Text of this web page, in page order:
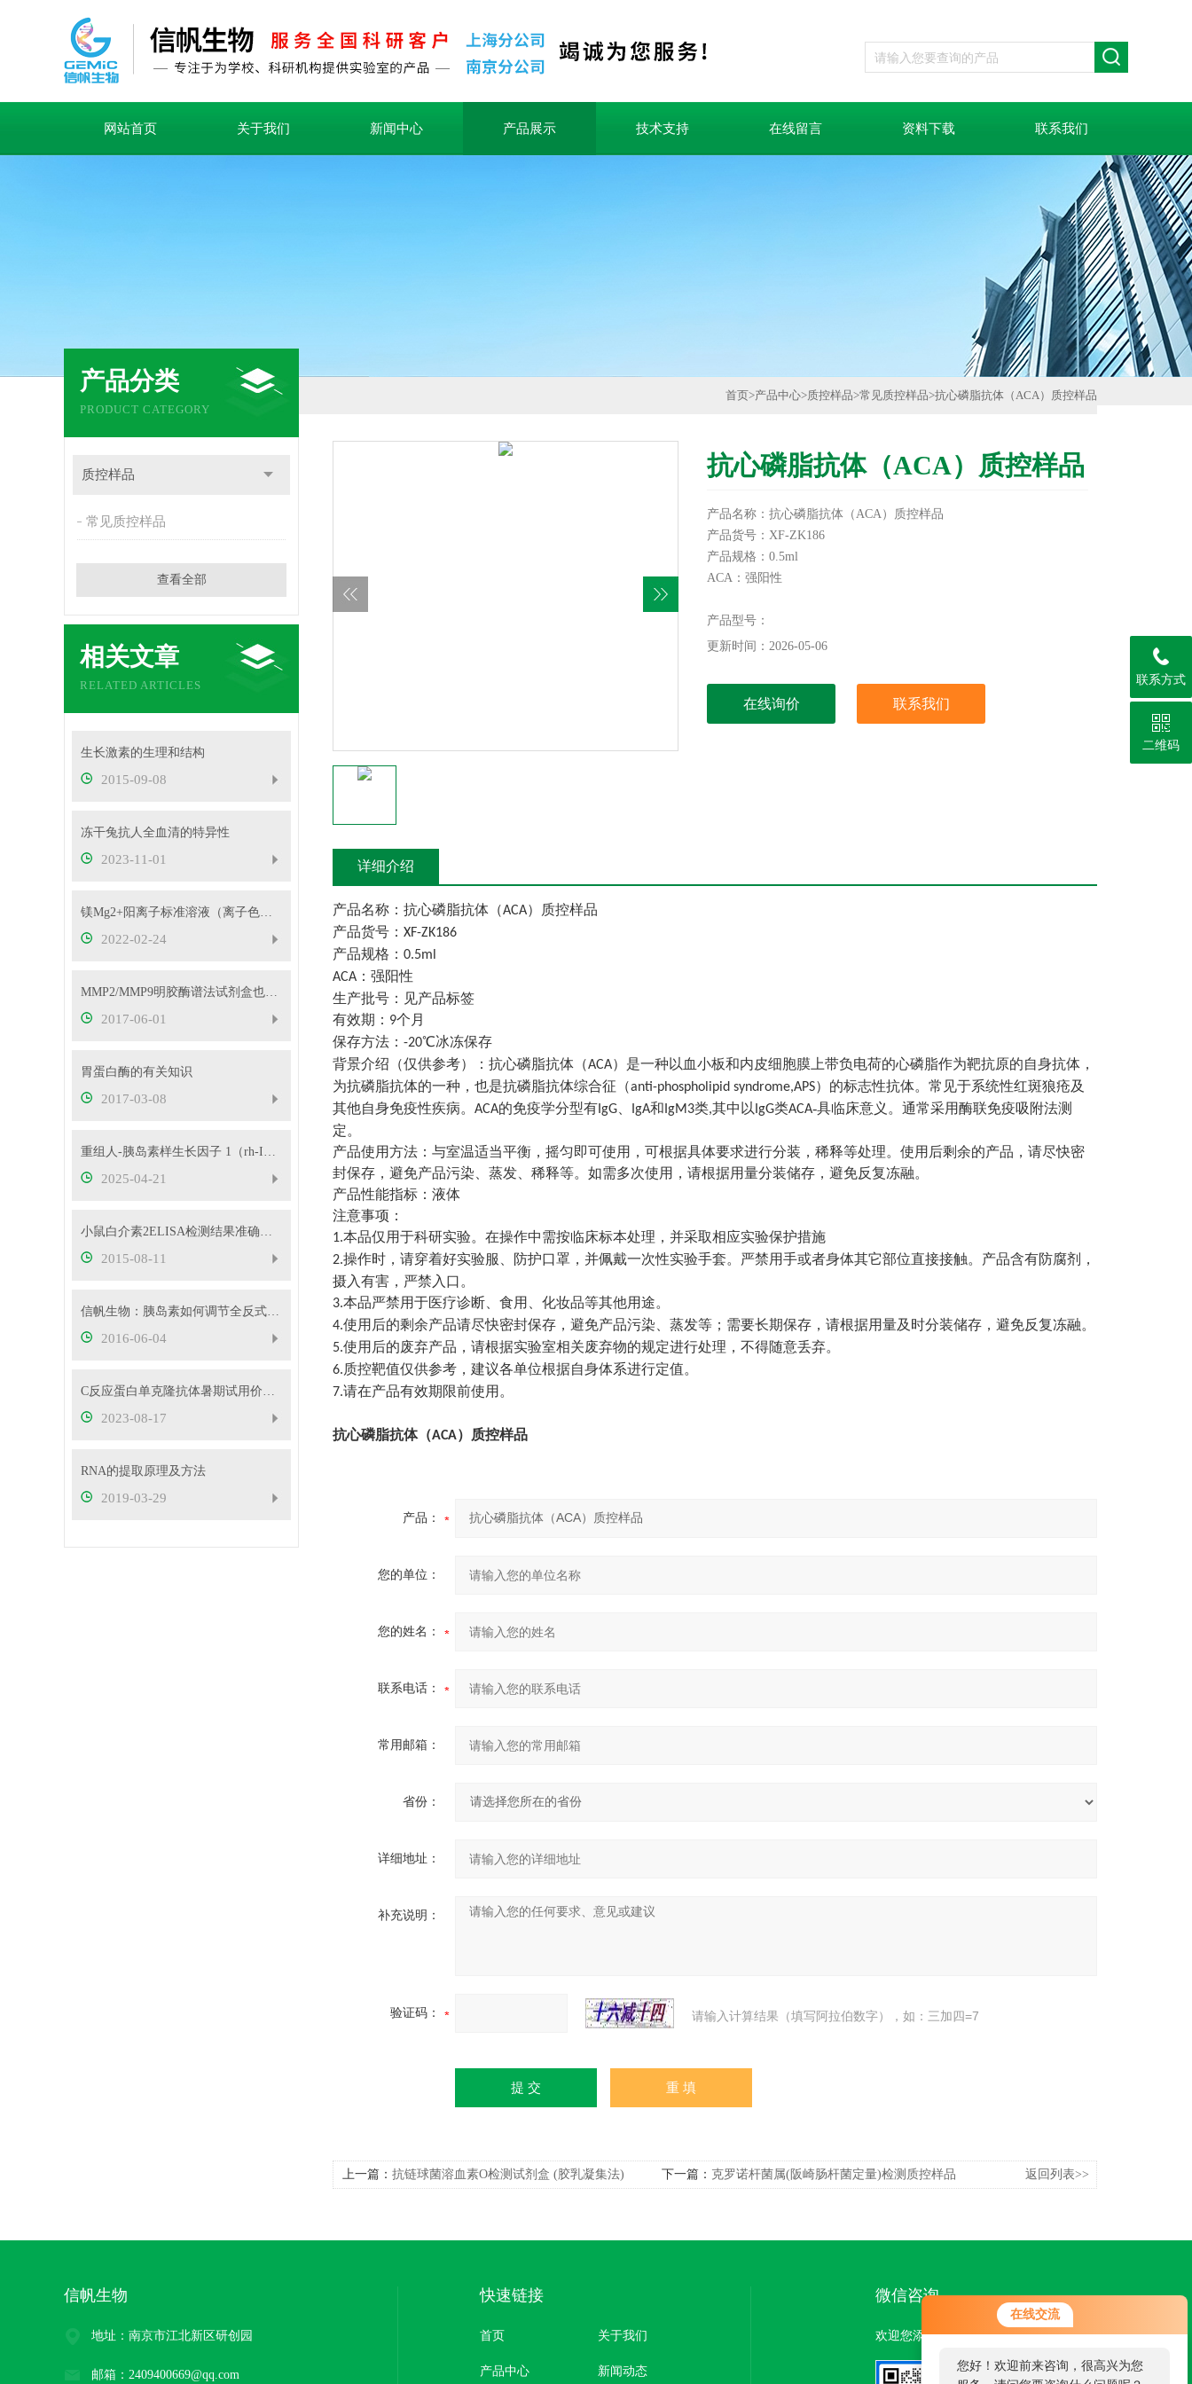
在线交流
您好！欢迎前来咨询，很高兴为您
网站首页 关于我们 新闻中心 产品展示 技术支持 在线留言 资料下载 联系我们
产品分类
PRODUCT CATEGORY
质控样品
常见质控样品
查看全部
相关文章
RELATED ARTICLES
生长激素的生理和结构
2015-09-08
冻干兔抗人全血清的特异性
2023-11-01
镁Mg2+阳离子标准溶液（离子色谱用）-信帆供应！
2022-02-24
MMP2/MMP9明胶酶谱法试剂盒也太好用了吧
2017-06-01
胃蛋白酶的有关知识
2017-03-08
重组人-胰岛素样生长因子 1（rh-IGF-1）
2025-04-21
小鼠白介素2ELISA检测结果准确的必要条件
2015-08-11
信帆生物：胰岛素如何调节全反式维甲酸合成
2016-06-04
C反应蛋白单克隆抗体暑期试用价，买一送一
2023-08-17
RNA的提取原理及方法
2019-03-29
首页>产品中心>质控样品>常见质控样品>抗心磷脂抗体（ACA）质控样品
抗心磷脂抗体（ACA）质控样品
产品名称：抗心磷脂抗体（ACA）质控样品
产品货号：XF-ZK186
产品规格：0.5ml
ACA：强阳性
有效期：9个月
保存方法：-20℃冰冻保存
产品型号：
更新时间：2026-05-06
在线询价 联系我们
详细介绍
产品名称：抗心磷脂抗体（ACA）质控样品
产品货号： XF-ZK186
产品规格： 0.5ml
ACA ：强阳性
生产批号：见产品标签
有效期： 9个月
保存方法： -20℃冰冻保存
背景介绍（仅供参考）：抗心磷脂抗体（ACA）是一种以血小板和内皮细胞膜上带负电荷的心磷脂作为靶抗原的自身抗体，
为抗磷脂抗体的一种，也是抗磷脂抗体综合征（anti-phospholipid syndrome,APS）的标志性抗体。常见于系统性红斑狼疮及
其他自身免疫性疾病。 ACA的免疫学分型有 IgG IgA和 IgM3类,其中以 IgG类ACA-具临床意义。通常采用酶联免疫吸附法测
定。
产品使用方法：与室温适当平衡，摇匀即可使用，可根据具体要求进行分装，稀释等处理。使用后剩余的产品，请尽快密
封保存，避免产品污染、蒸发、稀释等。如需多次使用，请根据用量分装储存，避免反复冻融。
产品性能指标：液体
注意事项：
1.本品仅用于科研实验。在操作中需按临床标本处理，并采取相应实验保护措施
2.操作时，请穿着好实验服、防护口罩，并佩戴一次性实验手套。严禁用手或者身体其它部位直接接触。产品含有防腐剂，
摄入有害，严禁入口。
3.本品严禁用于医疗诊断、食用、化妆品等其他用途。
4.使用后的剩余产品请尽快密封保存，避免产品污染、蒸发等；需要长期保存，请根据用量及时分装储存，避免反复冻融。
5.使用后的废弃产品，请根据实验室相关废弃物的规定进行处理，不得随意丢弃。
6.质控靶值仅供参考，建议各单位根据自身体系进行定值。
7.请在产品有效期限前使用。
抗心磷脂抗体（ACA）质控样品
产品：
您的单位：
您的姓名：
联系电话：
常用邮箱：
省份：
详细地址：
补充说明：
验证码： 请输入计算结果（填写阿拉伯数字），如：三加四=7
上一篇： 抗链球菌溶血素O检测试剂盒 (胶乳凝集法) 下一篇： 克罗诺杆菌属(阪崎肠杆菌定量)检测质控样品 返回列表>>
信帆生物
地址：南京市江北新区研创园
邮箱：2409400669@qq.com
快速链接
首页 关于我们
产品中心 新闻动态
微信咨询
欢迎您添加我们的微信号了解更多信息：
联系方式
二维码